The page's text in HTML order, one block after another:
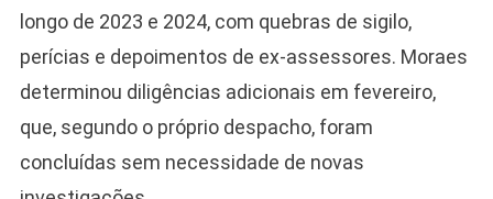
longo de 2023 e 2024, com quebras de sigilo,
perícias e depoimentos de ex-assessores. Moraes
determinou diligências adicionais em fevereiro,
que, segundo o próprio despacho, foram
concluídas sem necessidade de novas